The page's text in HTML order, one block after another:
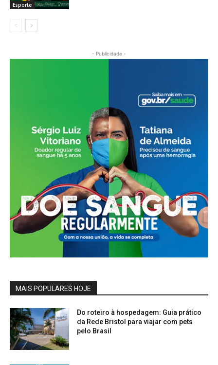
Esporte
- Publicidade -
MAIS POPULARES HOJE
Do roteiro à hospedagem: Guia prático
da Rede Bristol para viajar com pets
pelo Brasil